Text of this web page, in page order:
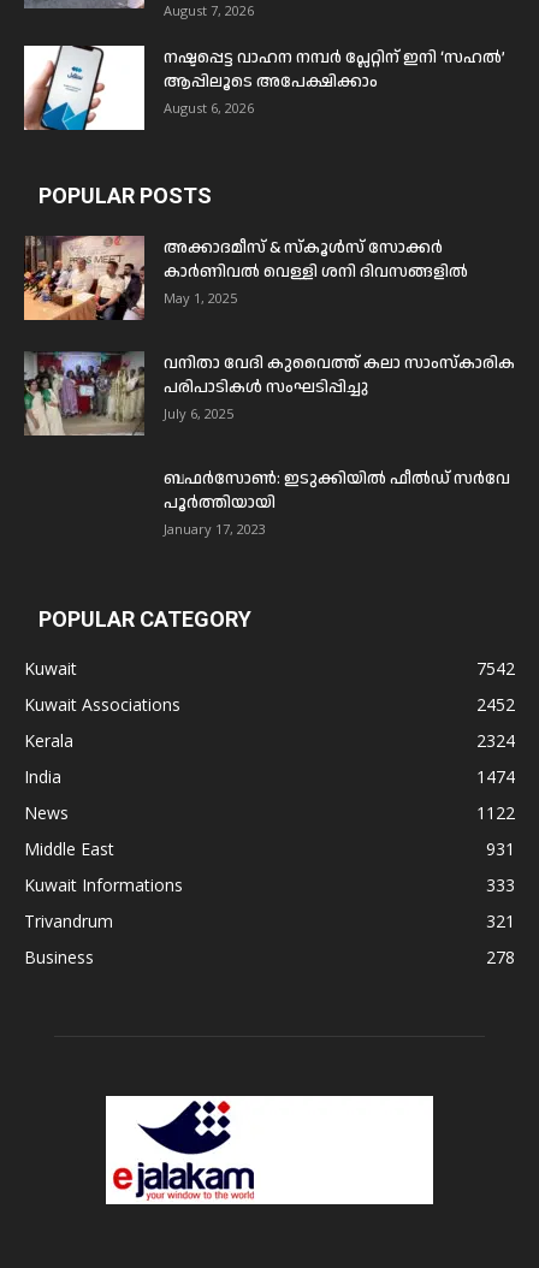
August 7, 2026
നഷ്ടപ്പെട്ട വാഹന നമ്പർ പ്ലേറ്റിന് ഇനി ‘സഹൽ’
ആപ്പിലൂടെ അപേക്ഷിക്കാം
August 6, 2026
POPULAR POSTS
അക്കാദമീസ് & സ്കൂൾസ് സോക്കർ
കാർണിവൽ വെള്ളി ശനി ദിവസങ്ങളിൽ
May 1, 2025
വനിതാ വേദി കുവൈത്ത് കലാ സാംസ്കാരിക
പരിപാടികൾ സംഘടിപ്പിച്ചു
July 6, 2025
ബഫര്‍സോണ്‍: ഇടുക്കിയില്‍ ഫീല്‍ഡ് സര്‍വേ
പൂര്‍ത്തിയായി
January 17, 2023
POPULAR CATEGORY
Kuwait
7542
Kuwait Associations
2452
Kerala
2324
India
1474
News
1122
Middle East
931
Kuwait Informations
333
Trivandrum
321
Business
278